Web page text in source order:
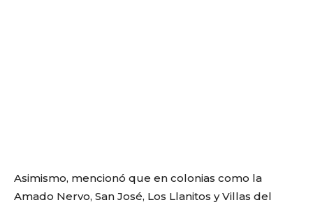
Asimismo, mencionó que en colonias como la
Amado Nervo, San José, Los Llanitos y Villas del